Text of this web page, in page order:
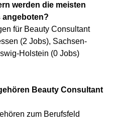
werden die meisten
angeboten?
für Beauty Consultant
(2 Jobs), Sachsen-
Holstein (0 Jobs)
Beauty Consultant
zum Berufsfeld